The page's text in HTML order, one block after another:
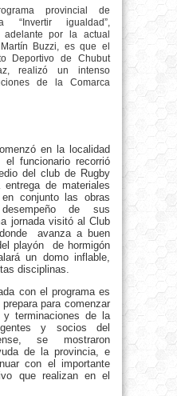
provincial de
“Invertir igualdad”,
por la actual
Buzzi, es que el
Deportivo de Chubut
realizó un intenso
de la Comarca
en la localidad
funcionario recorrió
del club de Rugby
de materiales
conjunto las obras
de sus
jornada visitó al Club
avanza a buen
playón de hormigón
un domo inflable,
disciplinas.
con el programa es
para comenzar
terminaciones de la
y socios del
se mostraron
de la provincia, e
con el importante
que realizan en el